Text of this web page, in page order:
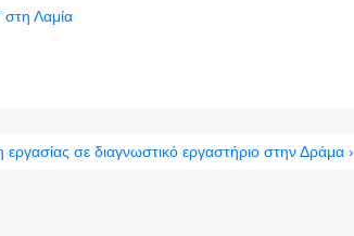
Λαμία
εργασίας σε διαγνωστικό εργαστήριο στην Δράμα ›